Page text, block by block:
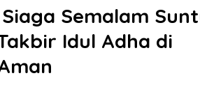
Semalam
Idul Adha di